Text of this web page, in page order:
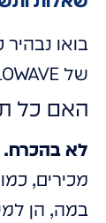
בואו
של HOLOWAVE.
האם כל
לא בהכרח.
מכירים,
במה, הן